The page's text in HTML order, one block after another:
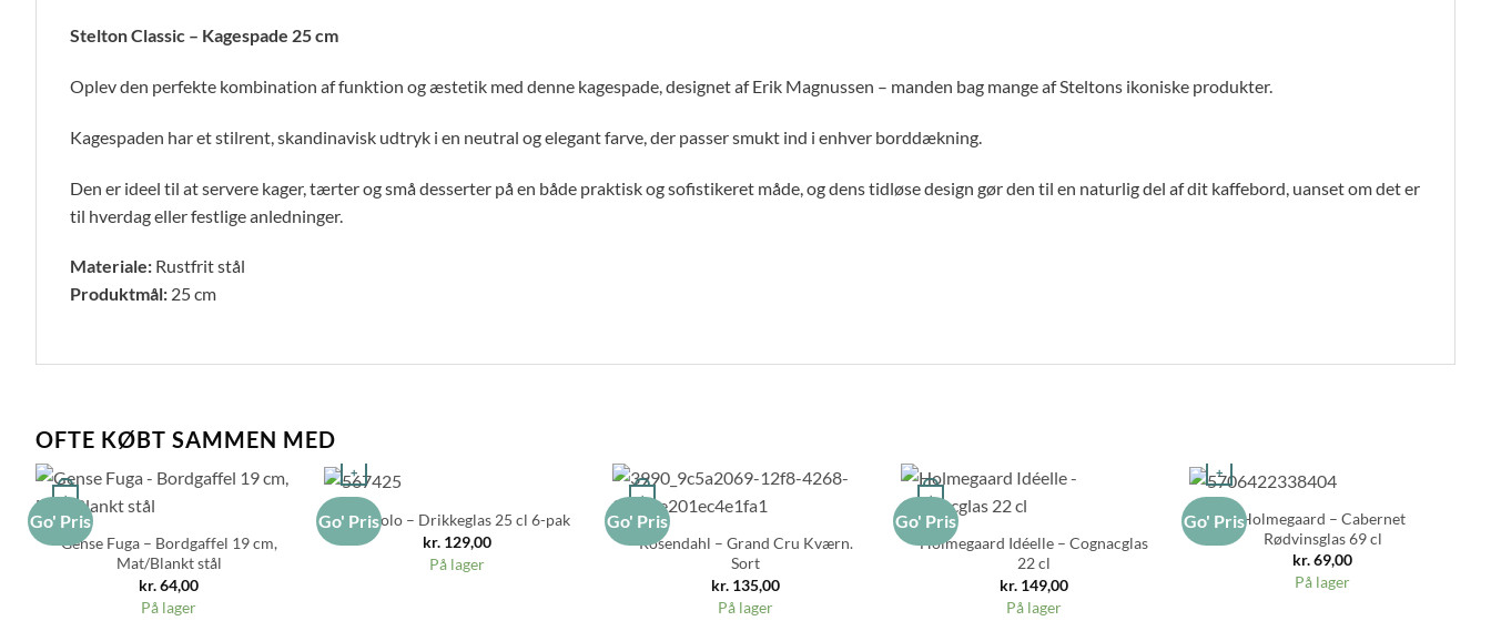
Stelton Classic – Kagespade 25 cm
Oplev den perfekte kombination af funktion og æstetik med denne kagespade, designet af Erik Magnussen – manden bag mange af Steltons ikoniske produkter.
Kagespaden har et stilrent, skandinavisk udtryk i en neutral og elegant farve, der passer smukt ind i enhver borddækning.
Den er ideel til at servere kager, tærter og små desserter på en både praktisk og sofistikeret måde, og dens tidløse design gør den til en naturlig del af dit kaffebord, uanset om det er
til hverdag eller festlige anledninger.
Materiale: Rustfrit stål
Produktmål: 25 cm
OFTE KØBT SAMMEN MED
Go' Pris
+
Gense Fuga – Bordgaffel 19 cm,
Mat/Blankt stål
kr.64,00
På lager
Go' Pris
+
Eva Solo – Drikkeglas 25 cl 6-pak
kr. 129,00
På lager
Go' Pris
+
Rosendahl – Grand Cru Kværn.
Sort
kr. 135,00
På lager
Go' Pris
+
Holmegaard Idéelle – Cognacglas
22 cl
kr. 149,00
På lager
Go' Pris
+
Holmegaard – Cabernet
Rødvinsglas 69 cl
kr.69,00
På lager